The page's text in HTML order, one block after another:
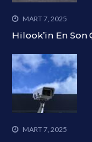
MART 7, 2025
Hilook’in En Son
MART 7, 2025